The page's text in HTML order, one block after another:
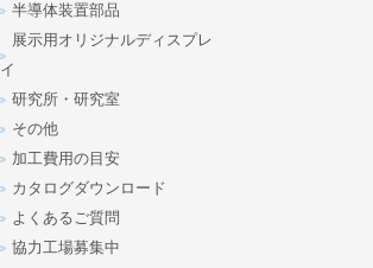
半導体装置部品
展示用オリジナルディスプレ
イ
研究所・研究室
その他
加工費用の目安
カタログダウンロード
よくあるご質問
協力工場募集中